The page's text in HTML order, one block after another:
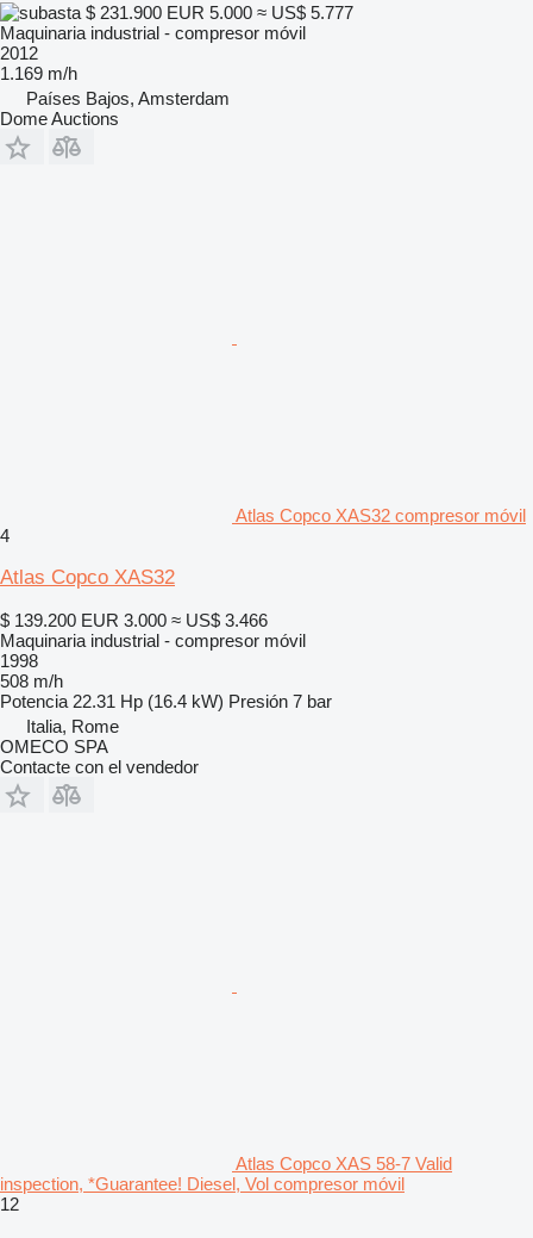
$ 231.900 EUR 5.000 ≈ US$ 5.777
Maquinaria industrial - compresor móvil
2012
1.169 m/h
Países Bajos, Amsterdam
Dome Auctions
Atlas Copco XAS32 compresor móvil
4
Atlas Copco XAS32
$ 139.200 EUR 3.000 ≈ US$ 3.466
Maquinaria industrial - compresor móvil
1998
508 m/h
Potencia 22.31 Hp (16.4 kW) Presión 7 bar
Italia, Rome
OMECO SPA
Contacte con el vendedor
Atlas Copco XAS 58-7 Valid
inspection, *Guarantee! Diesel, Vol compresor móvil
12